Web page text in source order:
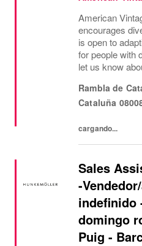
American
encourages
is open to
for people with
let us know
can provide
Rambla de
Cataluña
cargando...
Sales
-
indefinido
domingo
Puig -